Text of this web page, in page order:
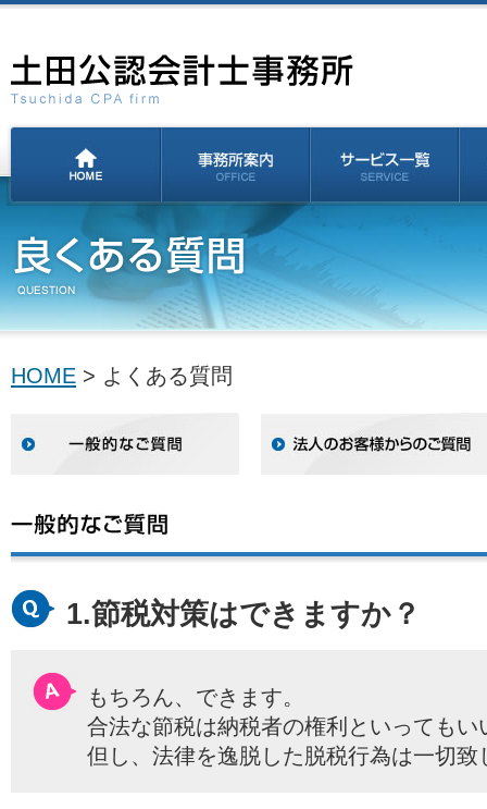
HOME > よくある質問
1.節税対策はできますか？
もちろん、できます。
合法な節税は納税者の権利といってもい
但し、法律を逸脱した脱税行為は一切致